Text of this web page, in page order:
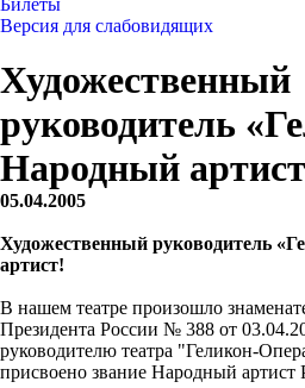
Билеты
Версия для слабовидящих
Художественный
руководитель
Народный
05.04.2005
Художественный руководитель
артист!
В нашем театре произошло
Президента России № 388 от
руководителю театра "Геликон-
присвоено звание Народный артист